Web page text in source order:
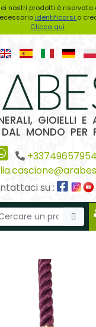
nostri prodotti è riservata
identificarsi o
Clicca qui
GIOIELLI E
MONDO PER
+33749657954
su :